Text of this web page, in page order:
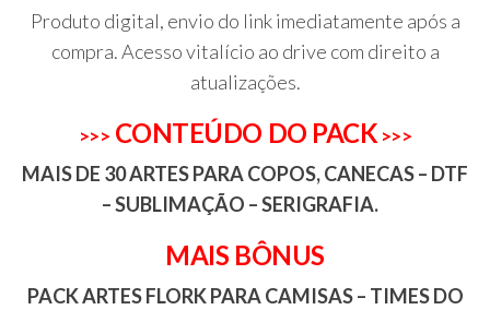
Produto digital, envio do link imediatamente após a
compra. Acesso vitalício ao drive com direito a
atualizações.
>>> CONTEÚDO DO PACK>>>
MAIS DE 30 ARTES PARA COPOS, CANECAS – DTF
– SUBLIMAÇÃO – SERIGRAFIA.
MAIS BÔNUS
PACK ARTES FLORK PARA CAMISAS – TIMES DO